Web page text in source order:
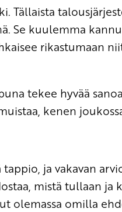
Tällaista
Se kuulemma
rikastumaan
tekee hyvää
kenen
ja vakavan
mistä tullaan ja
olemassa omilla